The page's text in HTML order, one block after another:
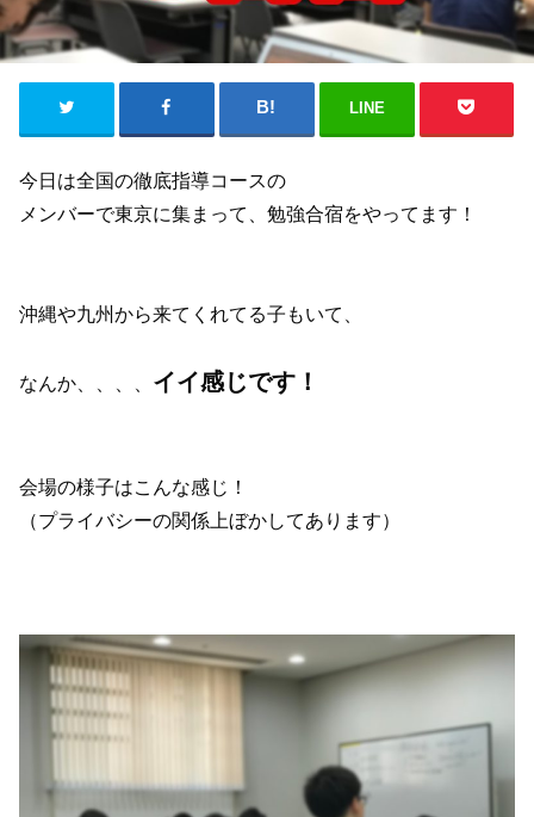
LINE
今日は全国の徹底指導コースの
メンバーで東京に集まって、勉強合宿をやってます！
沖縄や九州から来てくれてる子もいて、
なんか、、、、 イイ感じです！
会場の様子はこんな感じ！
（プライバシーの関係上ぼかしてあります）